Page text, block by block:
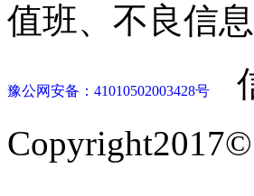
值班、不良信
豫公网安备：41010502003428号
Copyright2017©